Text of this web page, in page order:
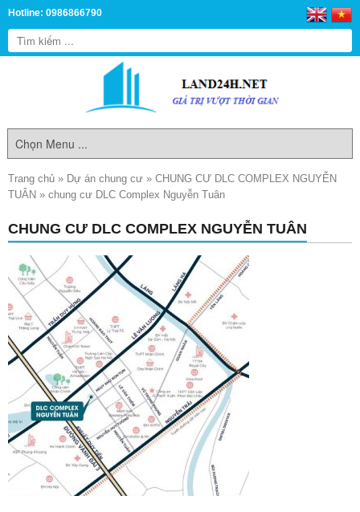
Hotline: 0986866790
Trang chủ » Dự án chung cư » CHUNG CƯ DLC COMPLEX NGUYỄN
TUÂN » chung cư DLC Complex Nguyễn Tuân
CHUNG CƯ DLC COMPLEX NGUYỄN TUÂN